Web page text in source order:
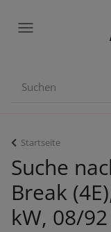
Startseite
Suche
Break
kW, 08/